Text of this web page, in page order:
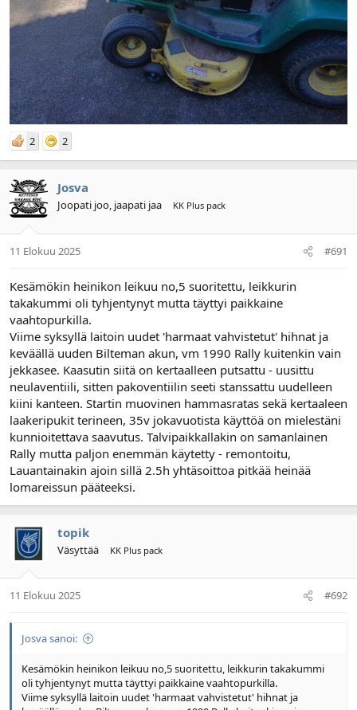
2 2
Josva
Joopati joo, jaapati jaa KK Plus pack
11 Elokuu 2025 #691
Kesämökin heinikon leikuu no,5 suoritettu, leikkurin
takakummi oli tyhjentynyt mutta täyttyi paikkaine
vaahtopurkilla.
Viime syksyllä laitoin uudet 'harmaat vahvistetut' hihnat ja
keväällä uuden Bilteman akun, vm 1990 Rally kuitenkin vain
jekkasee. Kaasutin siitä on kertaalleen putsattu - uusittu
neulaventiili, sitten pakoventiilin seeti stanssattu uudelleen
kiini kanteen. Startin muovinen hammasratas sekä kertaaleen
laakeripukit terineen, 35v jokavuotista käyttöä on mielestäni
kunnioitettava saavutus. Talvipaikkallakin on samanlainen
Rally mutta paljon enemmän käytetty - remontoitu,
Lauantainakin ajoin sillä 2.5h yhtäsoittoa pitkää heinää
lomareissun pääteeksi.
topik
Väsyttää KK Plus pack
11 Elokuu 2025 #692
Josva sanoi:
Kesämökin heinikon leikuu no,5 suoritettu, leikkurin takakummi
oli tyhjentynyt mutta täyttyi paikkaine vaahtopurkilla.
Viime syksyllä laitoin uudet 'harmaat vahvistetut' hihnat ja